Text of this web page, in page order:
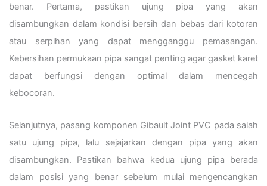
benar. Pertama, pastikan ujung pipa yang akan
disambungkan dalam kondisi bersih dan bebas dari kotoran
atau serpihan yang dapat mengganggu pemasangan.
Kebersihan permukaan pipa sangat penting agar gasket karet
dapat berfungsi dengan optimal dalam mencegah
kebocoran.
Selanjutnya, pasang komponen Gibault Joint PVC pada salah
satu ujung pipa, lalu sejajarkan dengan pipa yang akan
disambungkan. Pastikan bahwa kedua ujung pipa berada
dalam posisi yang benar sebelum mulai mengencangkan